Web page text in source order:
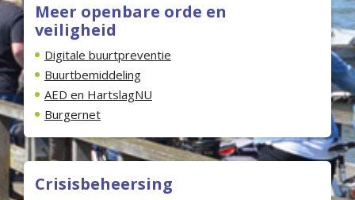
Meer openbare orde en
veiligheid
Digitale buurtpreventie
Buurtbemiddeling
AED en HartslagNU
Burgernet
Crisisbeheersing